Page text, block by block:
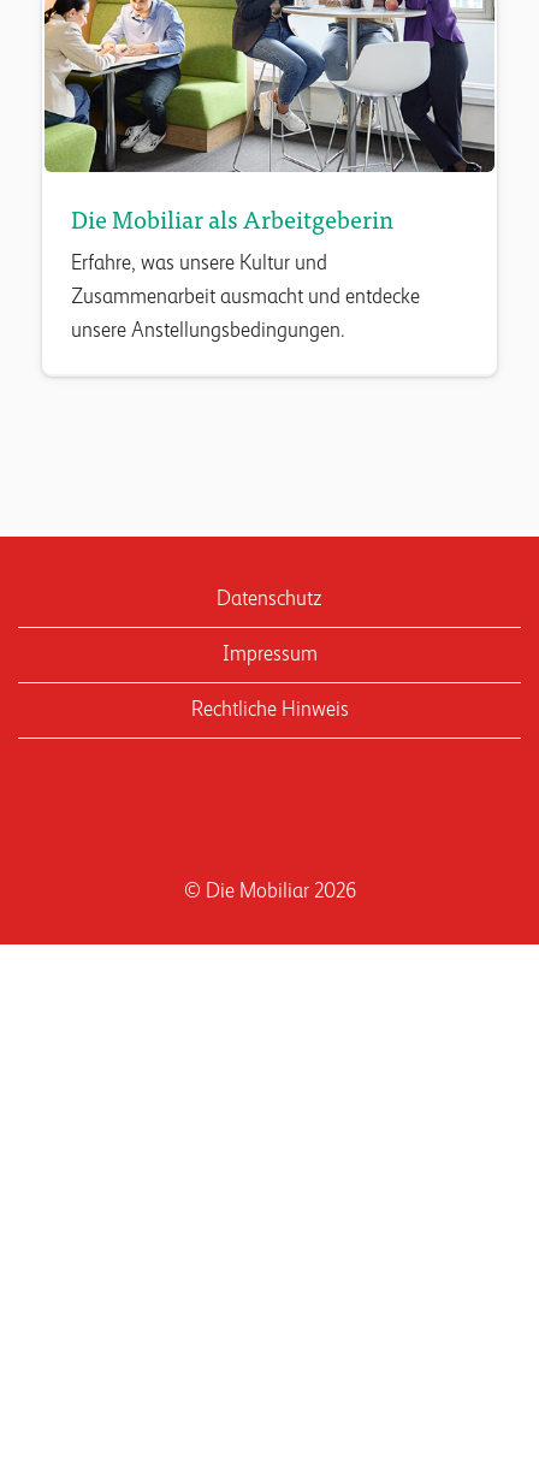
Die Mobiliar als Arbeitgeberin
Erfahre, was unsere Kultur und
Zusammenarbeit ausmacht und entdecke
unsere Anstellungsbedingungen.
Datenschutz
Impressum
Rechtliche Hinweis
© Die Mobiliar 2026